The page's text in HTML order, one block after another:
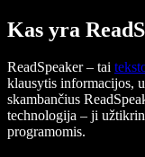
Kas yra
ReadSpeaker – tai
klausytis informacijos,
skambančius
technologija – ji
programomis.